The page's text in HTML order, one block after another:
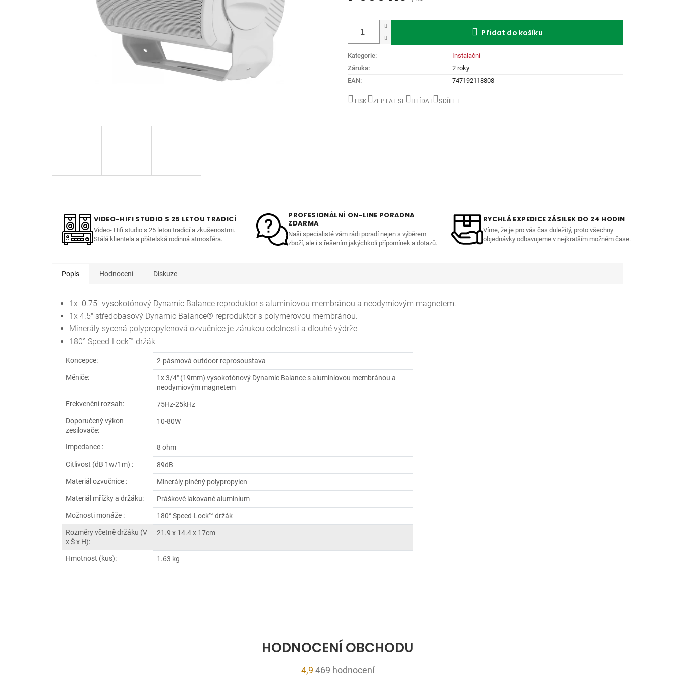
cena:
Kategorie:
Instalační
Záruka:
2 roky
EAN: 747192118808
Přidat do košíku
TISK ZEPTAT SE HLÍDAT SDÍLET
VIDEO-HIFI STUDIO S 25 LETOU TRADICÍ
Video- Hifi studio s 25 letou tradicí a zkušenostmi.
Stálá klientela a přátelská rodinná atmosféra.
PROFESIONÁLNÍ ON-LINE PORADNA
ZDARMA
Naši specialisté vám rádi poradí nejen s výběrem
zboží, ale i s řešením jakýchkoli přípomínek a dotazů.
RYCHLÁ EXPEDICE ZÁSILEK DO 24 HODIN
Víme, že je pro vás čas důležitý, proto všechny
objednávky odbavujeme v nejkratším možném čase.
Popis Hodnocení Diskuze
1x 0.75" vysokotónový Dynamic Balance reproduktor s aluminiovou membránou a neodymiovým magnetem.
1x 4.5" středobasový Dynamic Balance® reproduktor s polymerovou membránou.
Minerály sycená polypropylenová ozvučnice je zárukou odolnosti a dlouhé výdrže
180° Speed-Lock™ držák
Koncepce: 2-pásmová outdoor reprosoustava
Měniče:
1x 3/4" (19mm) vysokotónový Dynamic Balance s aluminiovou membránou a
neodymiovým magnetem
Frekvenční rozsah: 75Hz-25kHz
Doporučený výkon
zesilovače:
10-80W
Impedance : 8 ohm
Citlivost (dB 1w/1m) : 89dB
Materiál ozvučnice : Minerály plněný polypropylen
Materiál mřížky a držáku: Práškově lakované aluminium
Možnosti monáže : 180° Speed-Lock™ držák
Rozměry včetně držáku (V
x Š x H):
21.9 x 14.4 x 17cm
Hmotnost (kus): 1.63 kg
HODNOCENÍ OBCHODU
4,9 Průměrné
469 hodnocení